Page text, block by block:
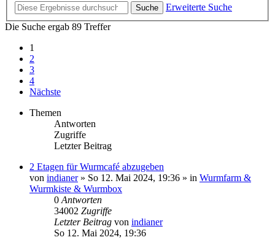
Suche
Erweiterte Suche
Die Suche ergab 89 Treffer
1
2
3
4
Nächste
Themen
Antworten
Zugriffe
Letzter Beitrag
2 Etagen für Wurmcafé abzugeben
von indianer» So 12. Mai 2024, 19:36 » in Wurmfarm &
Wurmkiste & Wurmbox
0 Antworten
34002 Zugriffe
Letzter Beitrag von indianer
So 12. Mai 2024, 19:36